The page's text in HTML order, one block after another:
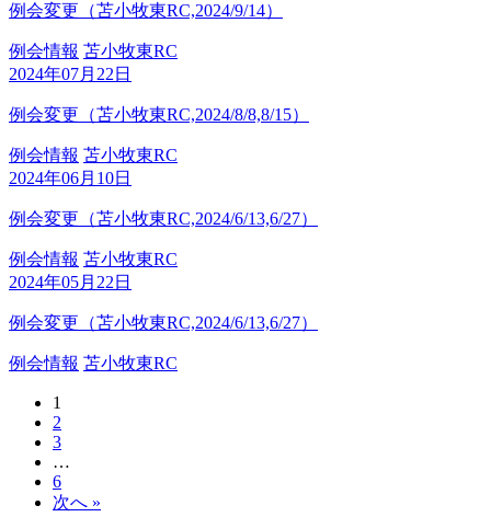
例会変更（苫小牧東RC,2024/9/14）
例会情報 苫小牧東RC
2024年07月22日
例会変更（苫小牧東RC,2024/8/8,8/15）
例会情報 苫小牧東RC
2024年06月10日
例会変更（苫小牧東RC,2024/6/13,6/27）
例会情報 苫小牧東RC
2024年05月22日
例会変更（苫小牧東RC,2024/6/13,6/27）
例会情報 苫小牧東RC
1
2
3
…
6
次へ »